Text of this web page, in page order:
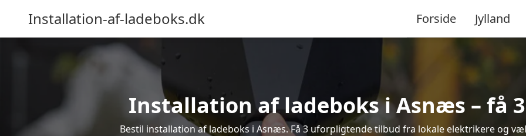
Installation-af-ladeboks.dk Forside Jylland
Installation af ladeboks i Asnæs – få
Bestil installation af ladeboks i Asnæs. Få 3 uforpligtende tilbud fra lokale elektrikere og